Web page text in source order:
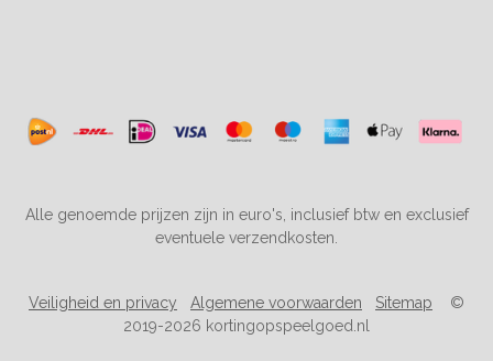
Alle genoemde prijzen zijn in euro's, inclusief btw en exclusief
eventuele verzendkosten.
Veiligheid en privacy Algemene voorwaarden Sitemap ©
2019-2026 kortingopspeelgoed.nl